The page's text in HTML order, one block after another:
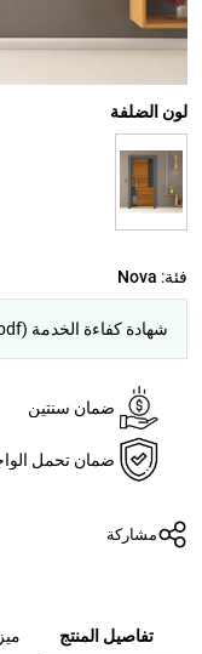
لون الضلفة
فئة: Nova
شهادة كفاءة الخدمة (pdf)
ضمان سنتين
ضمان تحمل الواجهة
مشاركة
تفاصيل المنتج